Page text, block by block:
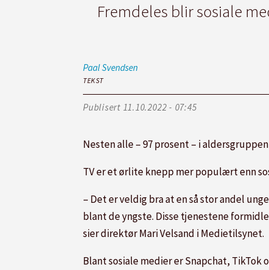
Fremdeles blir sosiale
PaalSvendsen
TEKST
Publisert 11.10.2022 - 07:45
Nesten alle – 97 prosent – i
TV er et ørlite knepp mer populært enn
– Det er veldig bra at en så stor andel
blant de yngste. Disse tjenestene
sier direktør Mari Velsand i Medietilsynet.
Blant sosiale medier er Snapchat,